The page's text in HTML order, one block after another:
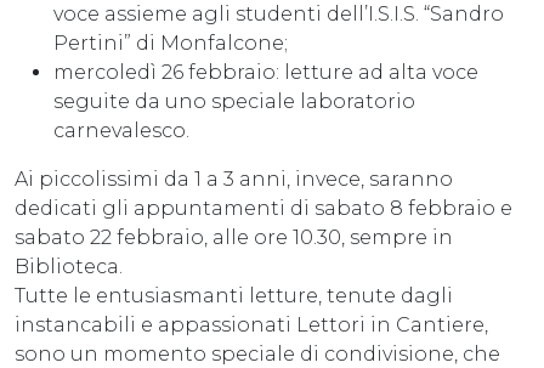
voce assieme agli studenti dell’I.S.I.S. “Sandro
Pertini” di Monfalcone;
mercoledì 26 febbraio: letture ad alta voce
seguite da uno speciale laboratorio
carnevalesco.
Ai piccolissimi da 1 a 3 anni, invece, saranno
dedicati gli appuntamenti di sabato 8 febbraio e
sabato 22 febbraio, alle ore 10.30, sempre in
Biblioteca.
Tutte le entusiasmanti letture, tenute dagli
instancabili e appassionati Lettori in Cantiere,
sono un momento speciale di condivisione, che